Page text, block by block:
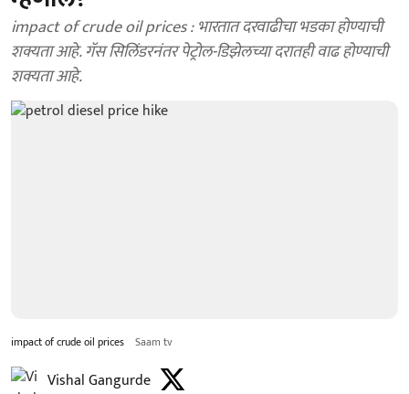
impact of crude oil prices : भारतात दरवाढीचा भडका होण्याची
शक्यता आहे. गॅस सिलिंडरनंतर पेट्रोल-डिझेलच्या दरातही वाढ होण्याची
शक्यता आहे.
impact of crude oil prices Saam tv
Vishal Gangurde